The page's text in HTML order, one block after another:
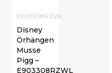
E903308RZWL
Disney
Örhängen
Musse
Pigg –
E903308RZWL